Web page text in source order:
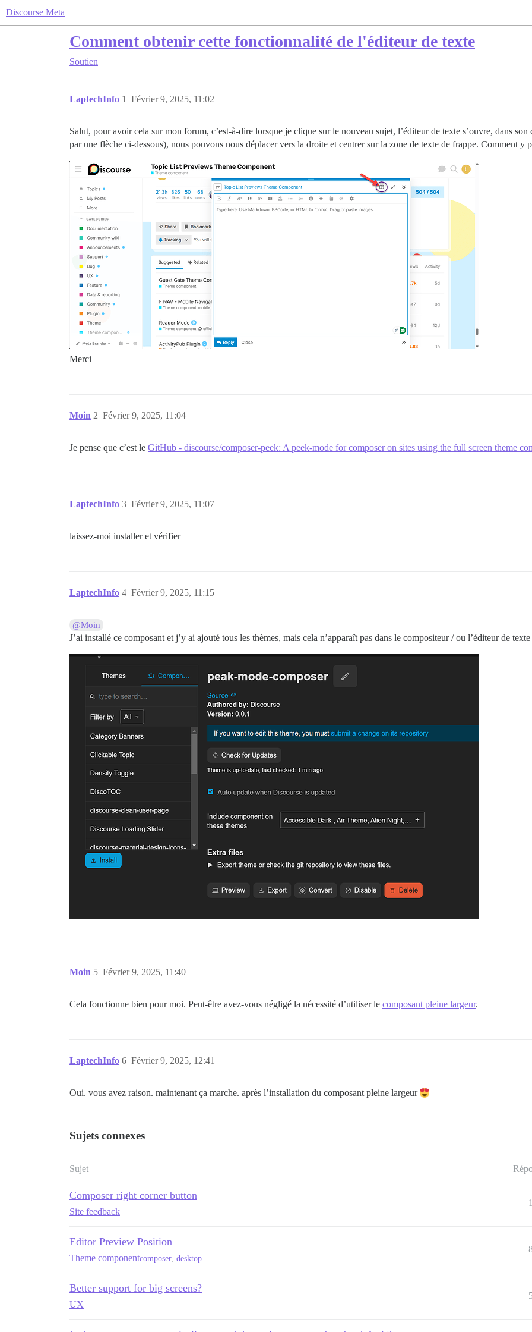
Discourse Meta
Comment obtenir cette fonctionnalité de l'éditeur de texte
Soutien
LaptechInfo Février 9, 2025, 11:02
1
Salut, pour avoir cela sur mon forum, c’est-à-dire lorsque je clique sur le nouveau sujet, l’éditeur de texte s’ouvre, dans
par une flèche ci-dessous), nous pouvons nous déplacer vers la droite et centrer sur la zone de texte de frappe. Comment y
Merci
Moin Février 9, 2025, 11:04
2
Je pense que c’est le GitHub - discourse/composer-peek: A peek-mode for composer on sites using the full screen theme
LaptechInfo Février 9, 2025, 11:07
3
laissez-moi installer et vérifier
LaptechInfo Février 9, 2025, 11:15
4
@Moin
J’ai installé ce composant et j’y ai ajouté tous les thèmes, mais cela n’apparaît pas dans le compositeur / ou l’éditeur de texte
Moin Février 9, 2025, 11:40
5
Cela fonctionne bien pour moi. Peut-être avez-vous négligé la nécessité d’utiliser le composant pleine largeur.
LaptechInfo Février 9, 2025, 12:41
6
Oui. vous avez raison. maintenant ça marche. après l’installation du composant pleine largeur
Sujets connexes
Sujet
Composer right corner button
Site feedback
1
Editor Preview Position
Theme componentcomposer desktop
Better support for big screens?
UX